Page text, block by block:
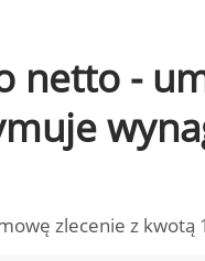
netto -
zlecenie z kwotą